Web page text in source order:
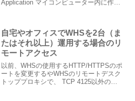
Application マイコンピューター内に作成
自宅やオフィスでWHSを2台（ま
たはそれ以上）運用する場合のリ
モートアクセス
以前、WHSの使用するHTTP/HTTPSのポ
ートを変更するやWHSのリモートデスク
トッププロキシで、 TCP 4125以外のポ